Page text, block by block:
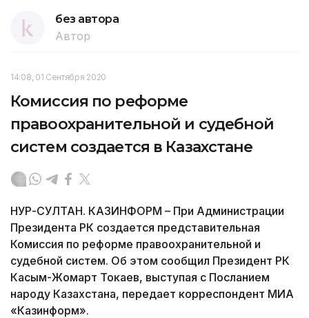
без автора
Автор
14:08, 01 Сентября 2020
Комиссия по реформе
правоохранительной и судебной
систем создается в Казахстане
НУР-СУЛТАН. КАЗИНФОРМ – При Администрации
Президента РК создается представительная
Комиссия по реформе правоохранительной и
судебной систем. Об этом сообщил Президент РК
Касым-Жомарт Токаев, выступая с Посланием
народу Казахстана, передает корреспондент МИА
«Казинформ».